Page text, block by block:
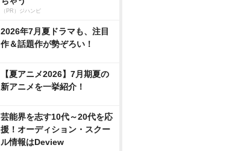
（PR）ジハンピ
2026年7月夏ドラマも、注目
作＆話題作が勢ぞろい！
【夏アニメ2026】7月期夏の
新アニメを一挙紹介！
芸能界を志す10代～20代を応
援！オーディション・スクー
ル情報はDeview